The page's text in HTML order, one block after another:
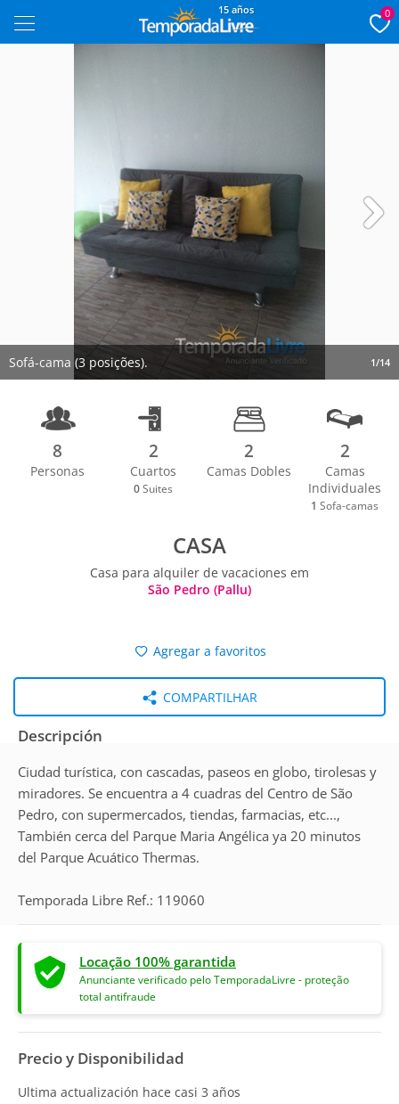
15 años 0
Sofá-cama (3 posições). 1/14
8
Personas
2
Cuartos
0 Suites
2
Camas Dobles
2
Camas
Individuales
1 Sofa-camas
CASA
Casa para alquiler de vacaciones em
São Pedro (Pallu)
Agregar a favoritos
COMPARTILHAR
Descripción
Ciudad turística, con cascadas, paseos en globo, tirolesas y
miradores. Se encuentra a 4 cuadras del Centro de São
Pedro, con supermercados, tiendas, farmacias, etc...,
También cerca del Parque Maria Angélica ya 20 minutos
del Parque Acuático Thermas.
Temporada Libre Ref.: 119060
Locação 100% garantida
Anunciante verificado pelo TemporadaLivre - proteção
total antifraude
Precio y Disponibilidad
Ultima actualización hace casi 3 años